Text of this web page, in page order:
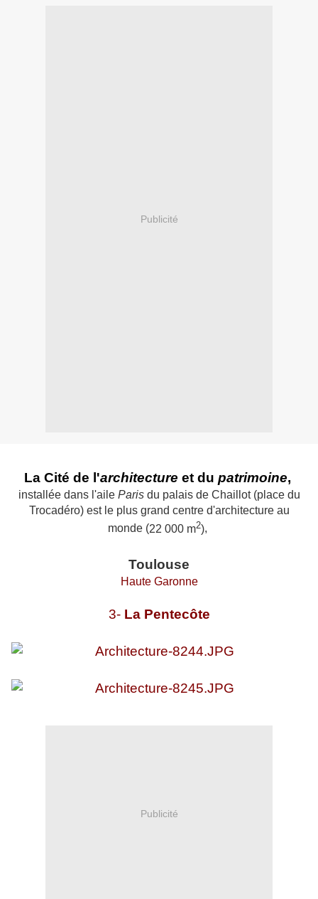
Publicité
La Cité de l'architecture et du patrimoine,
installée dans l'aile Parisdu palais de Chaillot (place du
Trocadéro) est le plus grand centre d'architecture au
monde (22 000 m2),
Toulouse
Haute Garonne
3- La Pentecôte
Publicité